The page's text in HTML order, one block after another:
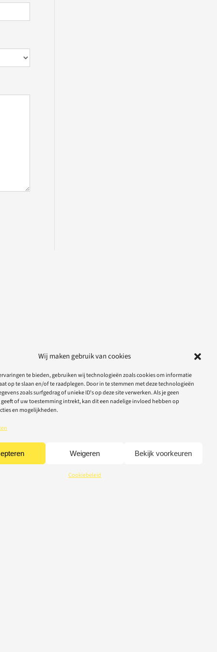
Wij maken gebruik van cookies
te bieden, gebruiken wij technologieën zoals cookies om informatie
op te slaan en/of te raadplegen. Door in te stemmen met deze technologieën
zoals surfgedrag of unieke ID's op deze site verwerken. Als je geen
of uw toestemming intrekt, kan dit een nadelige invloed hebben op
en mogelijkheden.
Weigeren Bekijk voorkeuren
Cookiebeleid